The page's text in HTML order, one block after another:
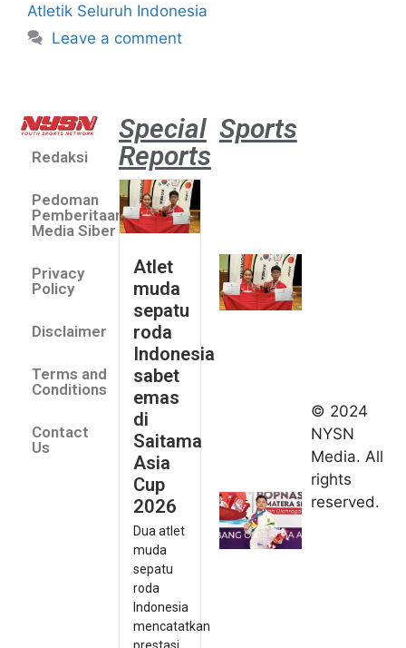
Atletik Seluruh Indonesia
Leave a comment
Redaksi
Pedoman
Pemberitaan
Media Siber
Privacy
Policy
Disclaimer
Terms and
Conditions
Contact
Us
Special
Reports
Atlet
muda
sepatu
roda
Indonesia
sabet
emas
di
Saitama
Asia
Cup
2026
Dua atlet
muda
sepatu
roda
Indonesia
mencatatkan
prestasi
Sports
2026
Indonesia
kirim tiga
lifter
muda ke
Kejuaraan
© 2024
NYSN
Media. All
rights
reserved.